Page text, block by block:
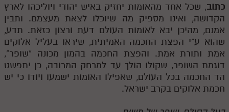
כתוב, שכל אחד מהאומות יחזיק באיש יהודי ויוליכהו לארץ
הקדושה, ואינו מספיק מה שיוכלו לצאת מעצמם. ותבין
אמנם, מהיכן יבא לאומות העולם דעת ורצון כזאת. תדע,
שהוא ע"י הפצת החכמה האמיתית, שיראו בעליל אלוקים
אמת ותורת אמת. והפצת החכמה בהמון מכונה "שופר",
דוגמת השופר, שקולו הולך עד למרחק המרובה, כן יתפשט
הד החכמה בכל העולם, שאפילו האומות ישמעו ויודו כי יש
חכמת אלוקים בקרב ישראל.